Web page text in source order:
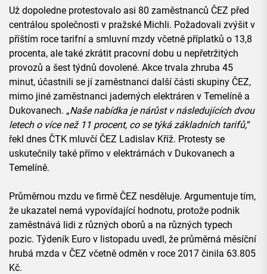
Už dopoledne protestovalo asi 80 zaměstnanců ČEZ před
centrálou společnosti v pražské Michli. Požadovali zvýšit v
příštím roce tarifní a smluvní mzdy včetně příplatků o 13,8
procenta, ale také zkrátit pracovní dobu u nepřetržitých
provozů a šest týdnů dovolené. Akce trvala zhruba 45
minut, účastnili se jí zaměstnanci další části skupiny ČEZ,
mimo jiné zaměstnanci jaderných elektráren v Temelíně a
Dukovanech. „Naše nabídka je nárůst v následujících dvou
letech o více než 11 procent, co se týká základních tarifů,“
řekl dnes ČTK mluvčí ČEZ Ladislav Kříž. Protesty se
uskutečnily také přímo v elektrárnách v Dukovanech a
Temelíně.
Průměrnou mzdu ve firmě ČEZ nesděluje. Argumentuje tím,
že ukazatel nemá vypovídající hodnotu, protože podnik
zaměstnává lidi z různých oborů a na různých typech
pozic. Týdeník Euro v listopadu uvedl, že průměrná měsíční
hrubá mzda v ČEZ včetně odměn v roce 2017 činila 63.805
Kč.